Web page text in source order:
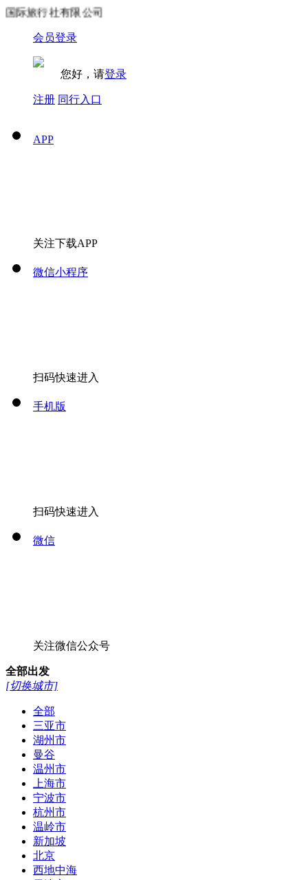
旅行社有限公司
会员登录
您好，请登录
注册 同行入口
APP
关注下载APP
微信小程序
扫码快速进入
手机版
扫码快速进入
微信
关注微信公众号
全部出发
[切换城市]
全部
三亚市
湖州市
曼谷
温州市
上海市
宁波市
杭州市
温岭市
新加坡
北京
西地中海